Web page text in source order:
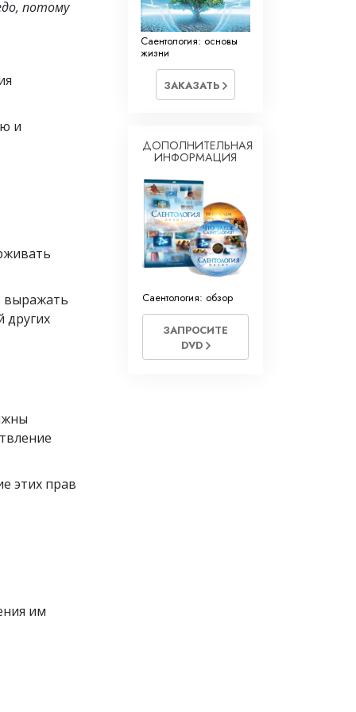
потому
и
выражать
других
этих прав
им
Саентология: основы
жизни
ЗАКАЗАТЬ
ДОПОЛНИТЕЛЬНАЯ
ИНФОРМАЦИЯ
Саентология: обзор
ЗАПРОСИТЕ
DVD